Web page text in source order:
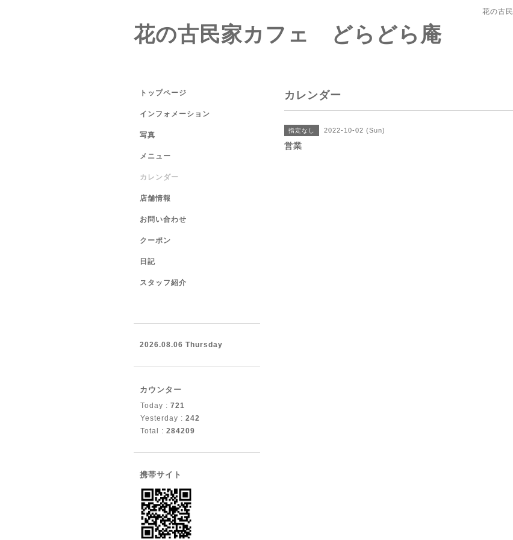
花の古
花の古民家カフェ どらどら庵
カレンダー
指定なし 2022-10-02 (Sun)
営業
トップページ
インフォメーション
写真
メニュー
カレンダー
店舗情報
お問い合わせ
クーポン
日記
スタッフ紹介
2026.08.06 Thursday
カウンター
Today : 721
Yesterday : 242
Total : 284209
携帯サイト